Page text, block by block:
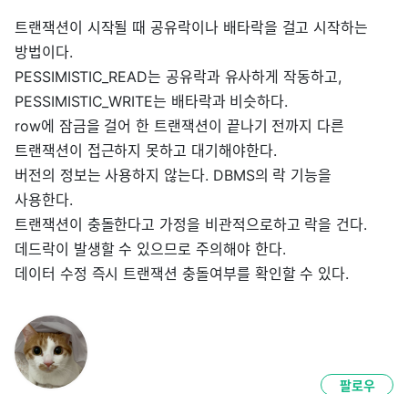
트랜잭션이 시작될 때 공유락이나 배타락을 걸고 시작하는
방법이다.
PESSIMISTIC_READ는 공유락과 유사하게 작동하고,
PESSIMISTIC_WRITE는 배타락과 비슷하다.
row에 잠금을 걸어 한 트랜잭션이 끝나기 전까지 다른
트랜잭션이 접근하지 못하고 대기해야한다.
버전의 정보는 사용하지 않는다. DBMS의 락 기능을
사용한다.
트랜잭션이 충돌한다고 가정을 비관적으로하고 락을 건다.
데드락이 발생할 수 있으므로 주의해야 한다.
데이터 수정 즉시 트랜잭션 충돌여부를 확인할 수 있다.
팔로우